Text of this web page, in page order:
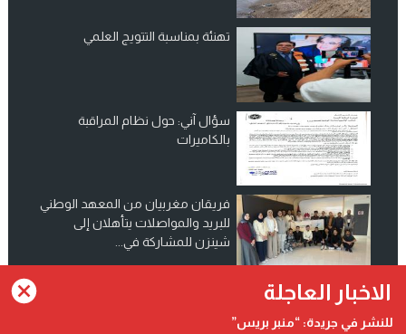
تهنئة بمناسبة التتويج العلمي
سؤال آني: حول نظام المراقبة
بالكاميرات
فريقان مغربيان من المعهد الوطني
للبريد والمواصلات يتأهلان إلى
شينزن للمشاركة في...
انضم الينا على فيسبوك
الاخبار العاجلة
للنشر في جريدة: “منبر بريس”